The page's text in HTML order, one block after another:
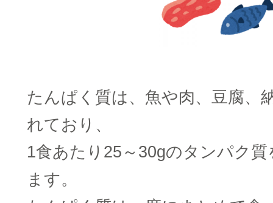
たんぱく質は、魚や肉、豆腐、
れており、
1食あたり25～30gのタンパク
ます。